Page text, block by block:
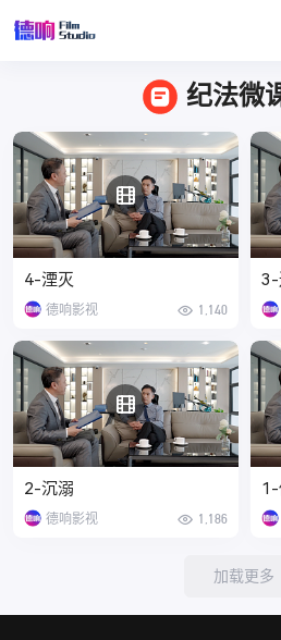
纪法微
4-湮灭
德响影视 1,140
3-
2-沉溺
德响影视 1,186
1-
加载更多